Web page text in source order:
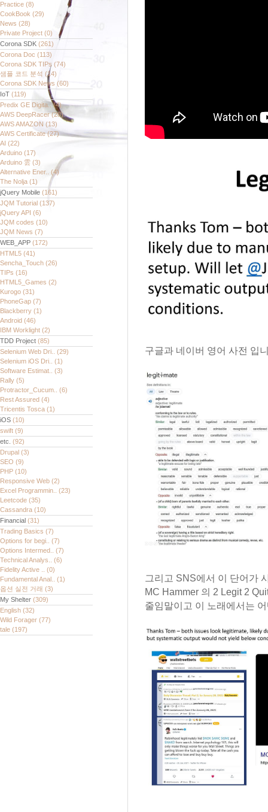
Practice (8)
CookBook (29)
News (28)
Private Project (0)
Corona SDK (261)
Corona Doc (113)
Corona SDK TIPs (74)
샘플 코드 분석 (14)
Corona SDK News (60)
IoT (119)
Predix GE Digita..(4)
AWS DeepRacer(28)
AWS AMAZON (13)
AWS Certificate(27)
AI (22)
Arduino (17)
Arduino 雲 (3)
Alternative Ener.. (4)
The Nolja (1)
jQuery Mobile (161)
JQM Tutorial (137)
jQuery API (6)
JQM codes (10)
JQM News (7)
WEB_APP (172)
HTML5 (41)
Sencha_Touch (26)
TIPs (16)
HTML5_Games (2)
Kurogo (31)
PhoneGap (7)
Blackberry (1)
Android (46)
IBM Worklight (2)
TDD Project (85)
Selenium Web Dri.. (29)
Selenium iOS Dri.. (1)
Software Estimat.. (3)
Rally (5)
Protractor_Cucum.. (6)
Rest Assured (4)
Tricentis Tosca (1)
iOS (10)
swift (9)
etc. (92)
Drupal (3)
SEO (9)
PHP (10)
Responsive Web (2)
Excel Programmin.. (23)
Leetcode (35)
Cassandra (10)
Financial (31)
Trading Basics (7)
Options for begi.. (7)
Options Intermed.. (7)
Technical Analys.. (6)
Fidelity Active .. (0)
Fundamental Anal.. (1)
옵션 실전 거래 (3)
My Shelter (309)
English (32)
Wild Forager (77)
tale (197)
구글과 네이버 영어 사전 입
그리고 SNS에서 이 단어가
MC Hammer 의 2 Legit 2
줄임말이고 이 노래에서는